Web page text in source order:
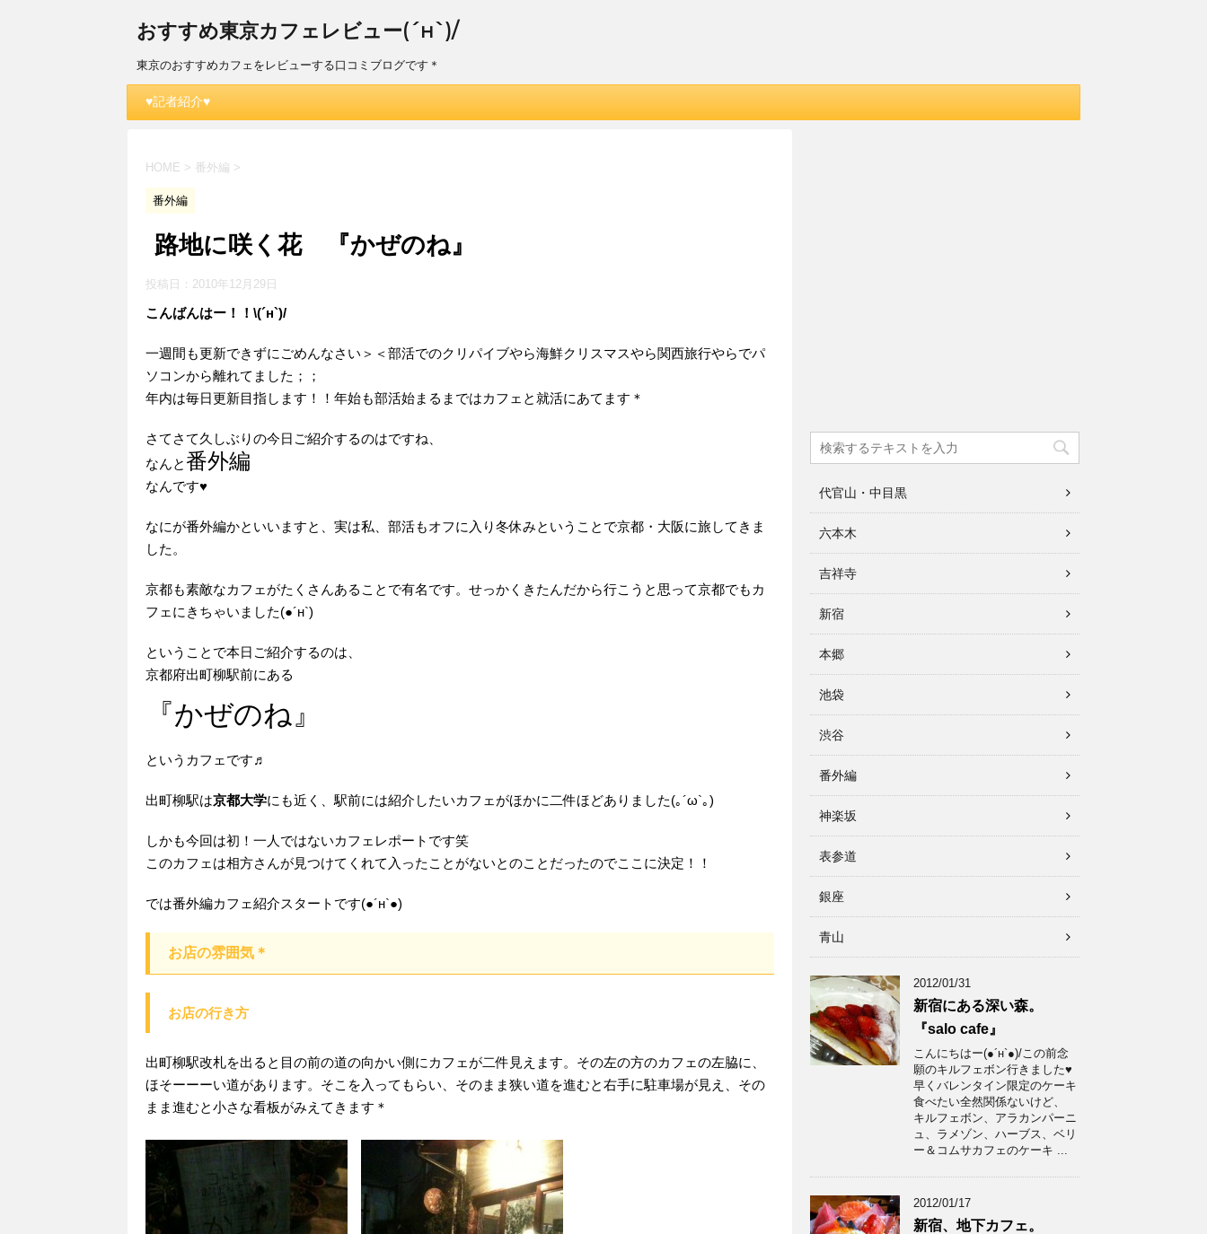
おすすめ東京カフェレビュー(´н`)/
東京のおすすめカフェをレビューする口コミブログです＊
♥記者紹介♥
HOME > 番外編 >
番外編
路地に咲く花 『かぜのね』
投稿日： 2010年12月29日
こんばんはー！！\(´н`)/
一週間も更新できずにごめんなさい＞＜部活でのクリパイブやら海鮮クリスマスやら関西旅行やらでパ
ソコンから離れてました；；
年内は毎日更新目指します！！年始も部活始まるまではカフェと就活にあてます＊
さてさて久しぶりの今日ご紹介するのはですね、
なんと 番外編
なんです♥
なにが番外編かといいますと、実は私、部活もオフに入り冬休みということで京都・大阪に旅してきま
した。
京都も素敵なカフェがたくさんあることで有名です。せっかくきたんだから行こうと思って京都でもカ
フェにきちゃいました(●´н`)
ということで本日ご紹介するのは、
京都府出町柳駅前にある
『かぜのね』
というカフェです♬
出町柳駅は京都大学にも近く、駅前には紹介したいカフェがほかに二件ほどありました(｡´ω`｡)
しかも今回は初！一人ではないカフェレポートです笑
このカフェは相方さんが見つけてくれて入ったことがないとのことだったのでここに決定！！
では番外編カフェ紹介スタートです(●´н`●)
お店の雰囲気＊
お店の行き方
出町柳駅改札を出ると目の前の道の向かい側にカフェが二件見えます。その左の方のカフェの左脇に、
ほそーーーい道があります。そこを入ってもらい、そのまま狭い道を進むと右手に駐車場が見え、その
まま進むと小さな看板がみえてきます＊
代官山・中目黒
六本木
吉祥寺
新宿
本郷
池袋
渋谷
番外編
神楽坂
表参道
銀座
青山
2012/01/31
新宿にある深い森。
『salo cafe』
こんにちはー(●´н`●)/この前念
願のキルフェボン行きました♥
早くバレンタイン限定のケーキ
食べたい全然関係ないけど、
キルフェボン、アラカンパーニ
ュ、ラメゾン、ハーブス、ベリ
ー＆コムサカフェのケーキ ...
2012/01/17
新宿、地下カフェ。